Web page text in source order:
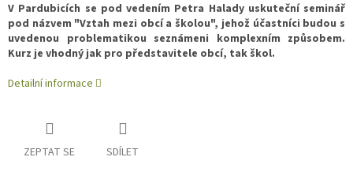
V Pardubicích se pod vedením Petra Halady uskuteční seminář
pod názvem "Vztah mezi obcí a školou", jehož účastníci budou s
uvedenou problematikou seznámeni komplexním způsobem.
Kurz je vhodný jak pro představitele obcí, tak škol.
Detailní informace
ZEPTAT SE SDÍLET